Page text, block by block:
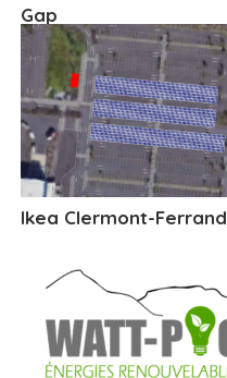
Gap
Ikea Clermont-Ferrand